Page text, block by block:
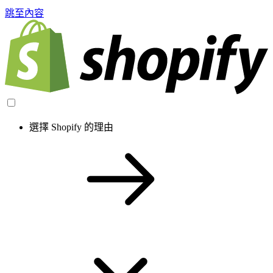
跳至內容
選擇 Shopify 的理由